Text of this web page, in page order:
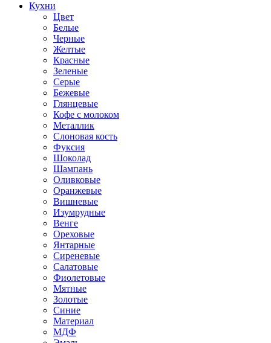
Кухни
Цвет
Белые
Черные
Желтые
Красные
Зеленые
Серые
Бежевые
Глянцевые
Кофе с молоком
Металлик
Слоновая кость
Фуксия
Шоколад
Шампань
Оливковые
Оранжевые
Вишневые
Изумрудные
Венге
Ореховые
Янтарные
Сиреневые
Салатовые
Фиолетовые
Мятные
Золотые
Синие
Материал
МДФ